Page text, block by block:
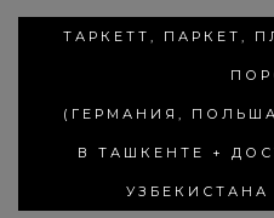
ТАРКЕТТ, ПАРКЕТ,
(ГЕРМАНИЯ,
В ТАШКЕНТЕ +